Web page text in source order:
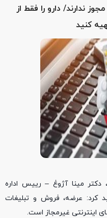
ندارند/ دارو را فقط از
کنید
دکتر مینا آژوغ – رییس اداره‌
کرد: عرضه، فروش و تبلیغات
اینترنتی غیرمجاز است.